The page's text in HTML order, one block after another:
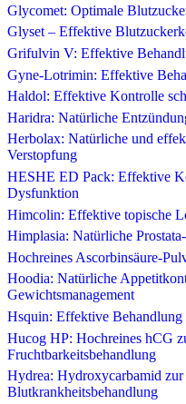
Glycomet: Optimale
Glyset – Effektive
Grifulvin V: Effektive
Gyne-Lotrimin: Effektive
Haldol: Effektive Kontrolle
Haridra: Natürliche
Herbolax: Natürliche und
Verstopfung
HESHE ED Pack: Effektive
Dysfunktion
Himcolin: Effektive topische
Himplasia: Natürliche
Hochreines Ascorbinsäure-
Hoodia: Natürliche
Gewichtsmanagement
Hsquin: Effektive
Hucog HP: Hochreines hCG
Fruchtbarkeitsbehandlung
Hydrea: Hydroxycarbamid
Blutkrankheitsbehandlung